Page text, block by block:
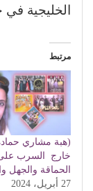
الخليجية في
مرتبط
(هبة مشاري
خارج السرب
الحماقة والجهل
27 أبريل، 2024